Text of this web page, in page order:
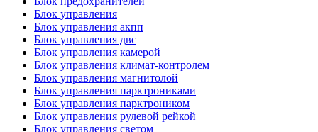
Блок управления
Блок управления акпп
Блок управления двс
Блок управления камерой
Блок управления климат-контролем
Блок управления магнитолой
Блок управления парктрониками
Блок управления парктроником
Блок управления рулевой рейкой
Блок управления светом